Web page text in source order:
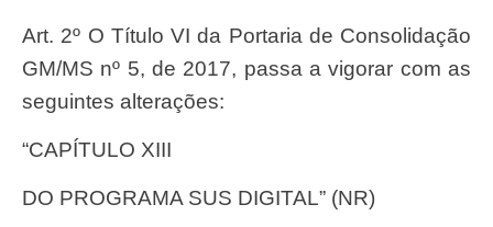
Art. 2º O Título VI da Portaria de Consolidação
GM/MS nº 5, de 2017, passa a vigorar com as
seguintes alterações:
“CAPÍTULO XIII
DO PROGRAMA SUS DIGITAL” (NR)